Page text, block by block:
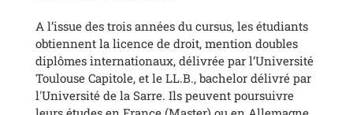
A l’issue des trois années du cursus, les étudiants
obtiennent la licence de droit, mention doubles
diplômes internationaux, délivrée par l’Université
Toulouse Capitole, et le LL.B., bachelor délivré par
l'Université de la Sarre. Ils peuvent poursuivre